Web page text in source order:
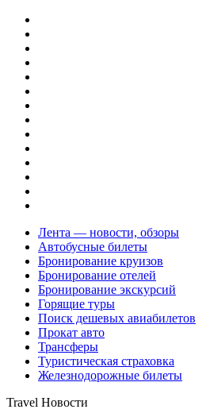
Лента — новости, обзоры
Автобусные билеты
Бронирование круизов
Бронирование отелей
Бронирование экскурсий
Горящие туры
Поиск дешевых авиабилетов
Прокат авто
Трансферы
Туристическая страховка
Железнодорожные билеты
Travel Новости